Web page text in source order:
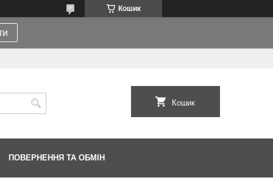
Кошик
Кошик
ПОВЕРНЕННЯ ТА ОБМІН